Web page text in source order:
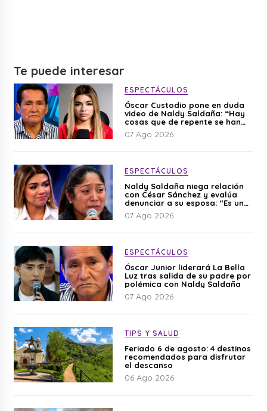
Te puede interesar
ESPECTÁCULOS
Óscar Custodio pone en duda
video de Naldy Saldaña: “Hay
cosas que de repente se han
editado”
07 Ago 2026
ESPECTÁCULOS
Naldy Saldaña niega relación
con César Sánchez y evalúa
denunciar a su esposa: “Es una
difamación”
07 Ago 2026
ESPECTÁCULOS
Óscar Junior liderará La Bella
Luz tras salida de su padre por
polémica con Naldy Saldaña
07 Ago 2026
TIPS Y SALUD
Feriado 6 de agosto: 4 destinos
recomendados para disfrutar
el descanso
06 Ago 2026